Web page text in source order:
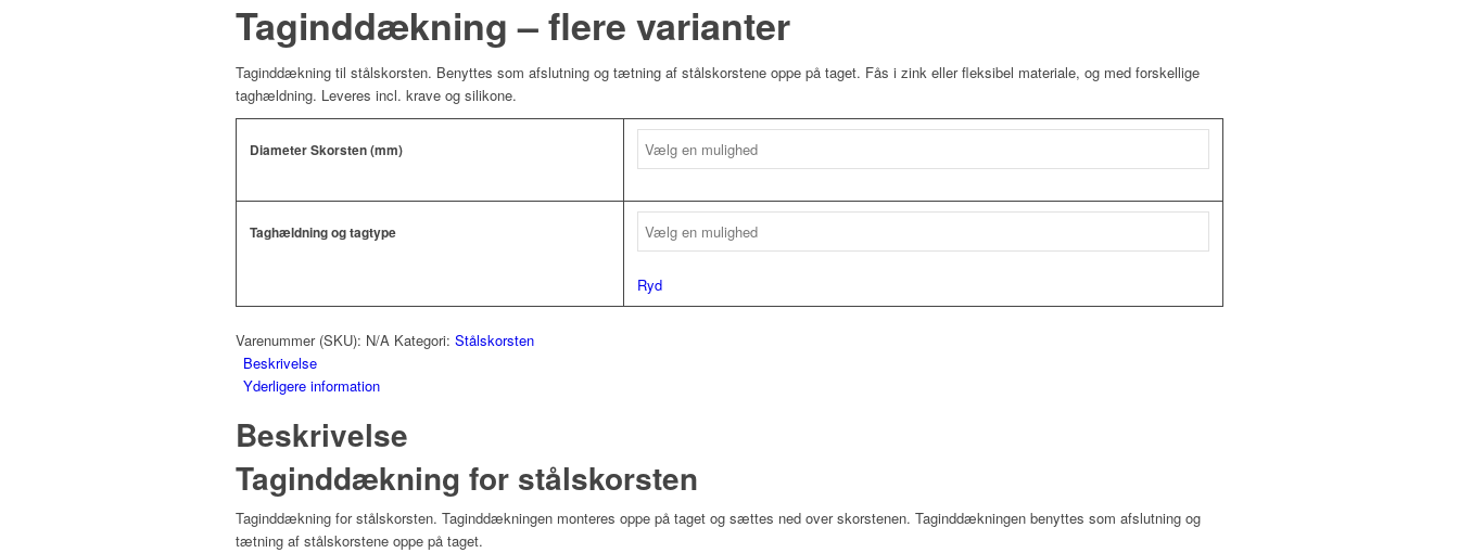
Taginddækning – flere varianter
Taginddækning til stålskorsten. Benyttes som afslutning og tætning af stålskorstene oppe på taget. Fås i zink eller fleksibel materiale, og med forskellige
taghældning. Leveres incl. krave og silikone.
Diameter Skorsten (mm)
Taghældning og tagtype
Ryd
Varenummer (SKU): N/A Kategori: Stålskorsten
Beskrivelse
Yderligere information
Beskrivelse
Taginddækning for stålskorsten
Taginddækning for stålskorsten. Taginddækningen monteres oppe på taget og sættes ned over skorstenen. Taginddækningen benyttes som afslutning og
tætning af stålskorstene oppe på taget.